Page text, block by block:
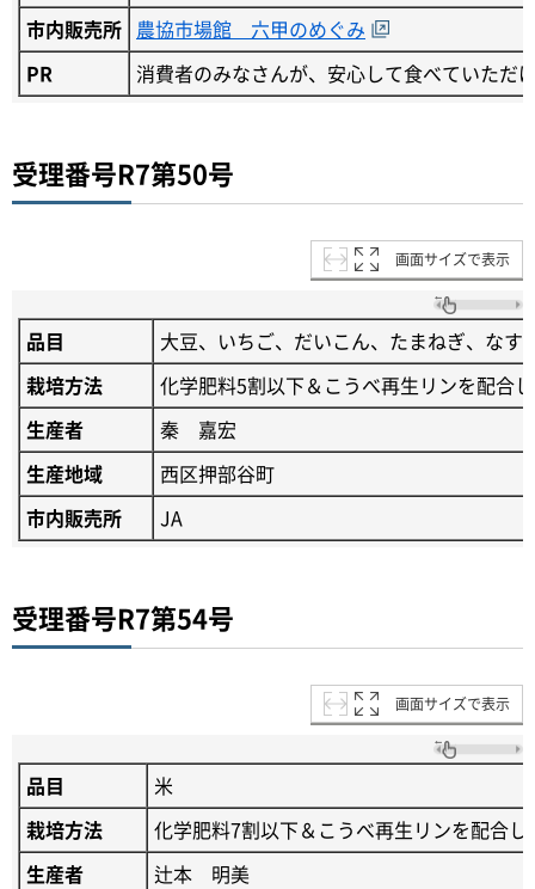
市内販売所 農協市場館 六甲のめぐみ
PR
消費者のみなさんが、安心して食べていただ
受理番号R7第50号
画面サイズで表示
品目
大豆、いちご、だいこん、たまねぎ、なす
栽培方法
化学肥料5割以下＆こうべ再生リンを配合
生産者
秦 嘉宏
生産地域
西区押部谷町
市内販売所
JA
受理番号R7第54号
画面サイズで表示
品目
米
栽培方法
化学肥料7割以下＆こうべ再生リンを配合し
生産者
辻本 明美